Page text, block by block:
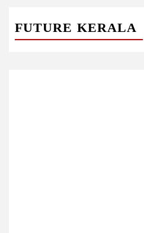
FUTURE KERALA